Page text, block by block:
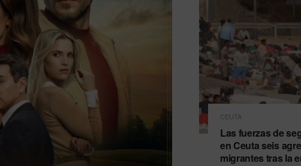
CEUTA
Las fuerzas de
en Ceuta seis
migrantes tras la